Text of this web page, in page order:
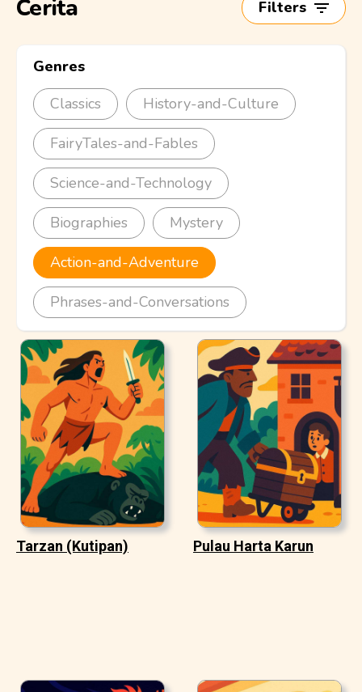
Cerita Filters
Genres
Classics
History-and-Culture
FairyTales-and-Fables
Science-and-Technology
Biographies Mystery
Action-and-Adventure
Phrases-and-Conversations
Tarzan (Kutipan) Pulau Harta Karun